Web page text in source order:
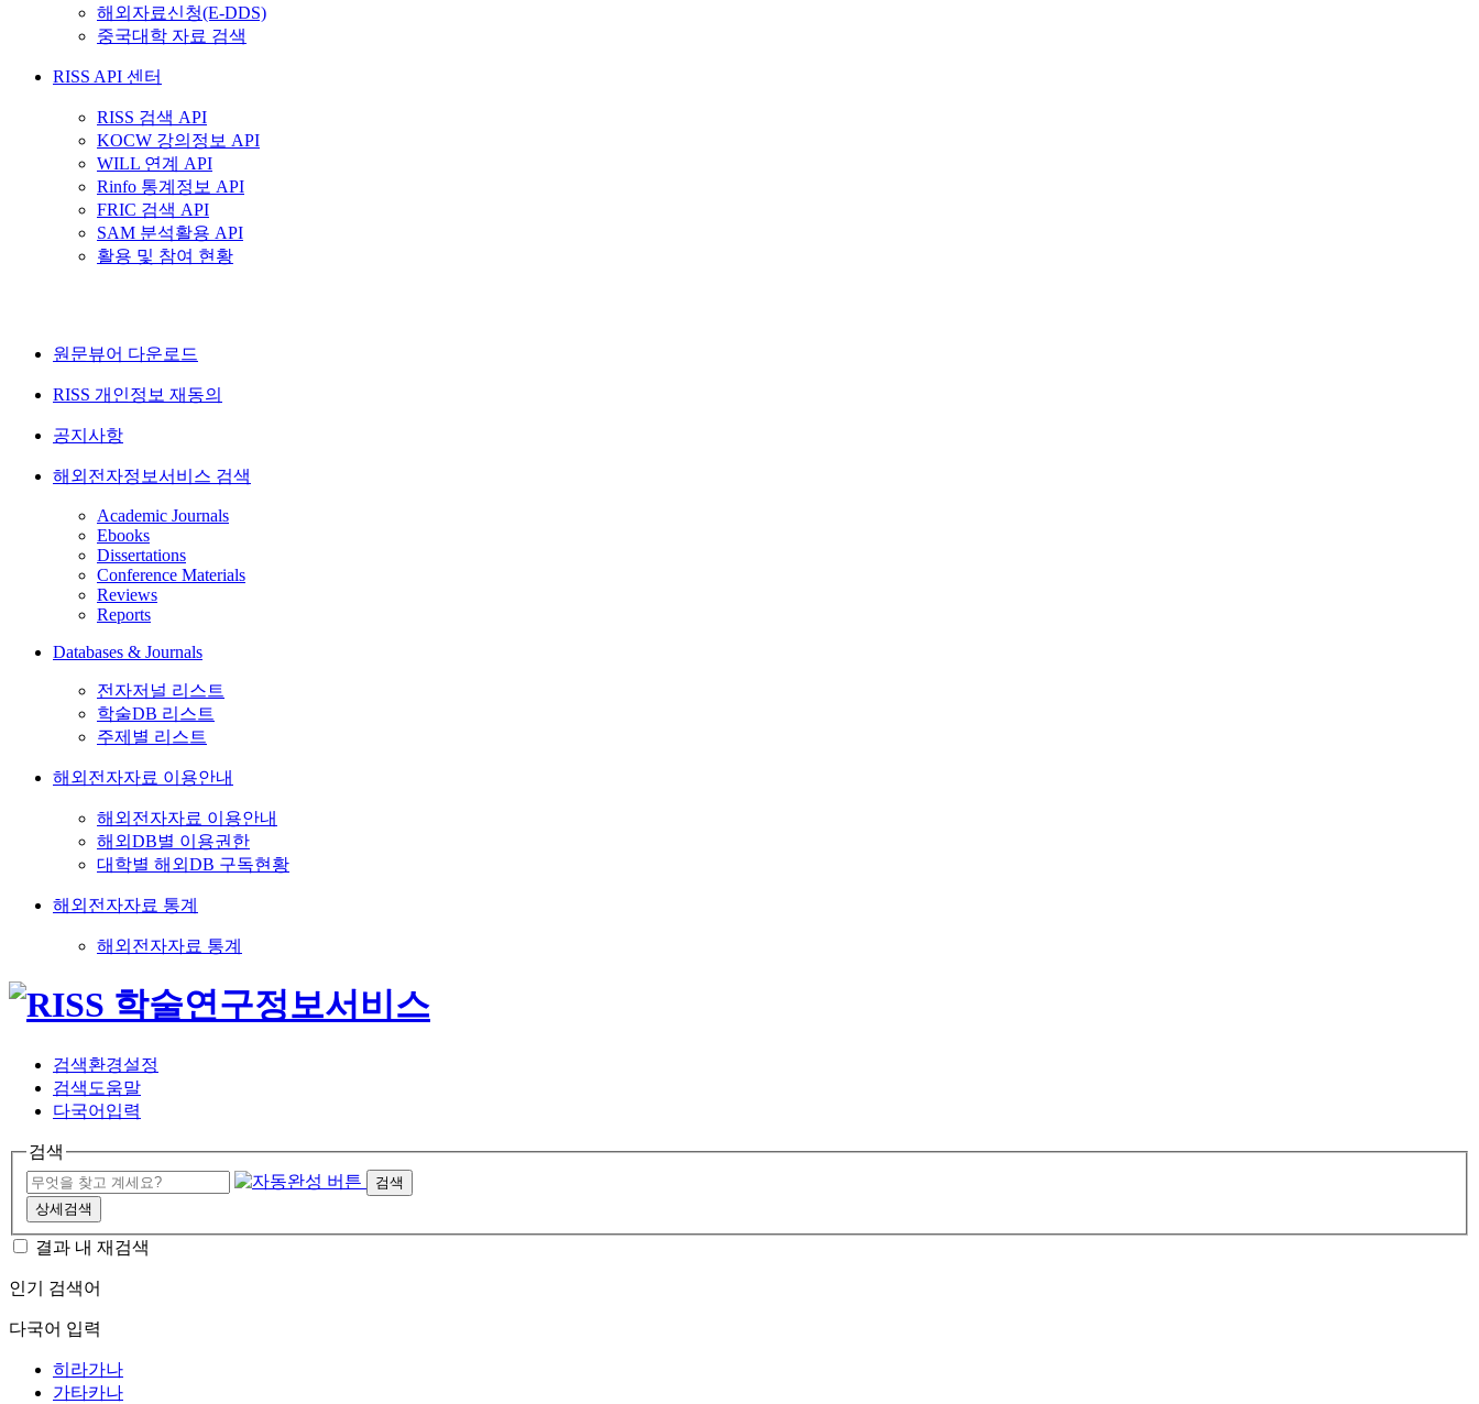
해외자료신청(E-DDS)
중국대학 자료 검색
RISS API 센터
RISS 검색 API
KOCW 강의정보 API
WILL 연계 API
Rinfo 통계정보 API
FRIC 검색 API
SAM 분석활용 API
활용 및 참여 현황
원문뷰어 다운로드
RISS 개인정보 재동의
공지사항
해외전자정보서비스 검색
Academic Journals
Ebooks
Dissertations
Conference Materials
Reviews
Reports
Databases & Journals
전자저널 리스트
학술DB 리스트
주제별 리스트
해외전자자료 이용안내
해외전자자료 이용안내
해외DB별 이용권한
대학별 해외DB 구독현황
해외전자자료 통계
해외전자자료 통계
검색환경설정
검색도움말
다국어입력
검색
검색
상세검색
결과 내 재검색
인기 검색어
다국어 입력
히라가나
가타카나